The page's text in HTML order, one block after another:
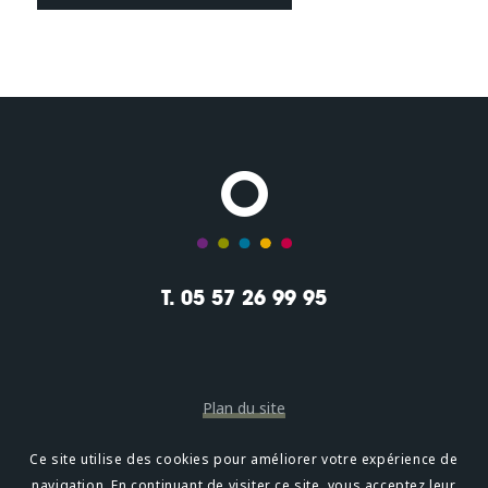
T. 05 57 26 99 95
Plan du site
Mentions légales
Ce site utilise des cookies pour améliorer votre expérience de